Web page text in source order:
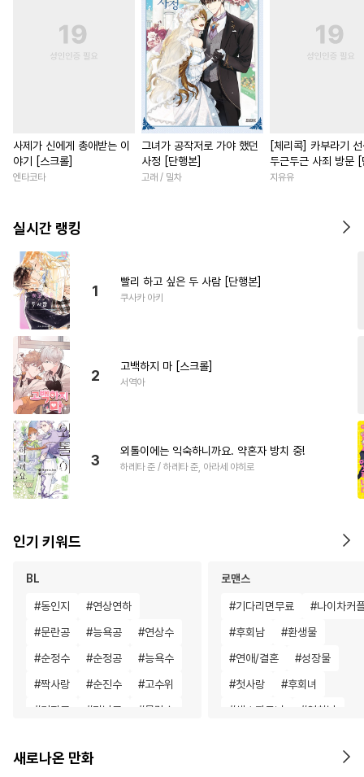
사제가 신에게 총애받는 이
야기 [스크롤]
엔타코타
그녀가 공작저로 가야 했던
사정 [단행본]
고래 / 밀차
[체리콕] 카부라기
두근두근 사죄 방문 [
본]
지유유
실시간 랭킹
1
빨리 하고 싶은 두 사람 [단행본]
쿠사카 아키
2
고백하지 마 [스크롤]
서역아
3
외톨이에는 익숙하니까요. 약혼자 방치 중!
하레타 준 / 하레타 준, 아라세 야히로
인기 키워드
BL
#동인지 #연상연하
#문란공 #능욕공 #연상수
#순정수 #순정공 #능욕수
#짝사랑 #순진수 #고수위
#키작공 #미남공 #문란수
#능력수 #수인수
로맨스
#기다리면무료 #나이차커
#후회남 #환생물
#연애/결혼 #성장물
#첫사랑 #후회녀
#섹스파트너 #연하남
복수
새로나온 만화